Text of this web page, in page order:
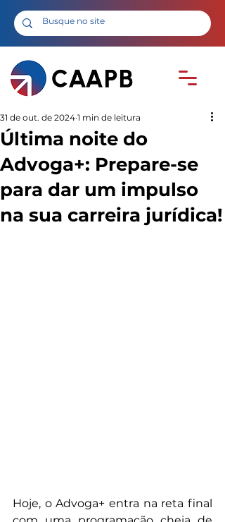
Última noite do
Advoga+: Prepare-se
para dar um impulso
na sua carreira jurídica!
31 de out. de 2024 1 min de leitura
Hoje, o Advoga+ entra na reta final